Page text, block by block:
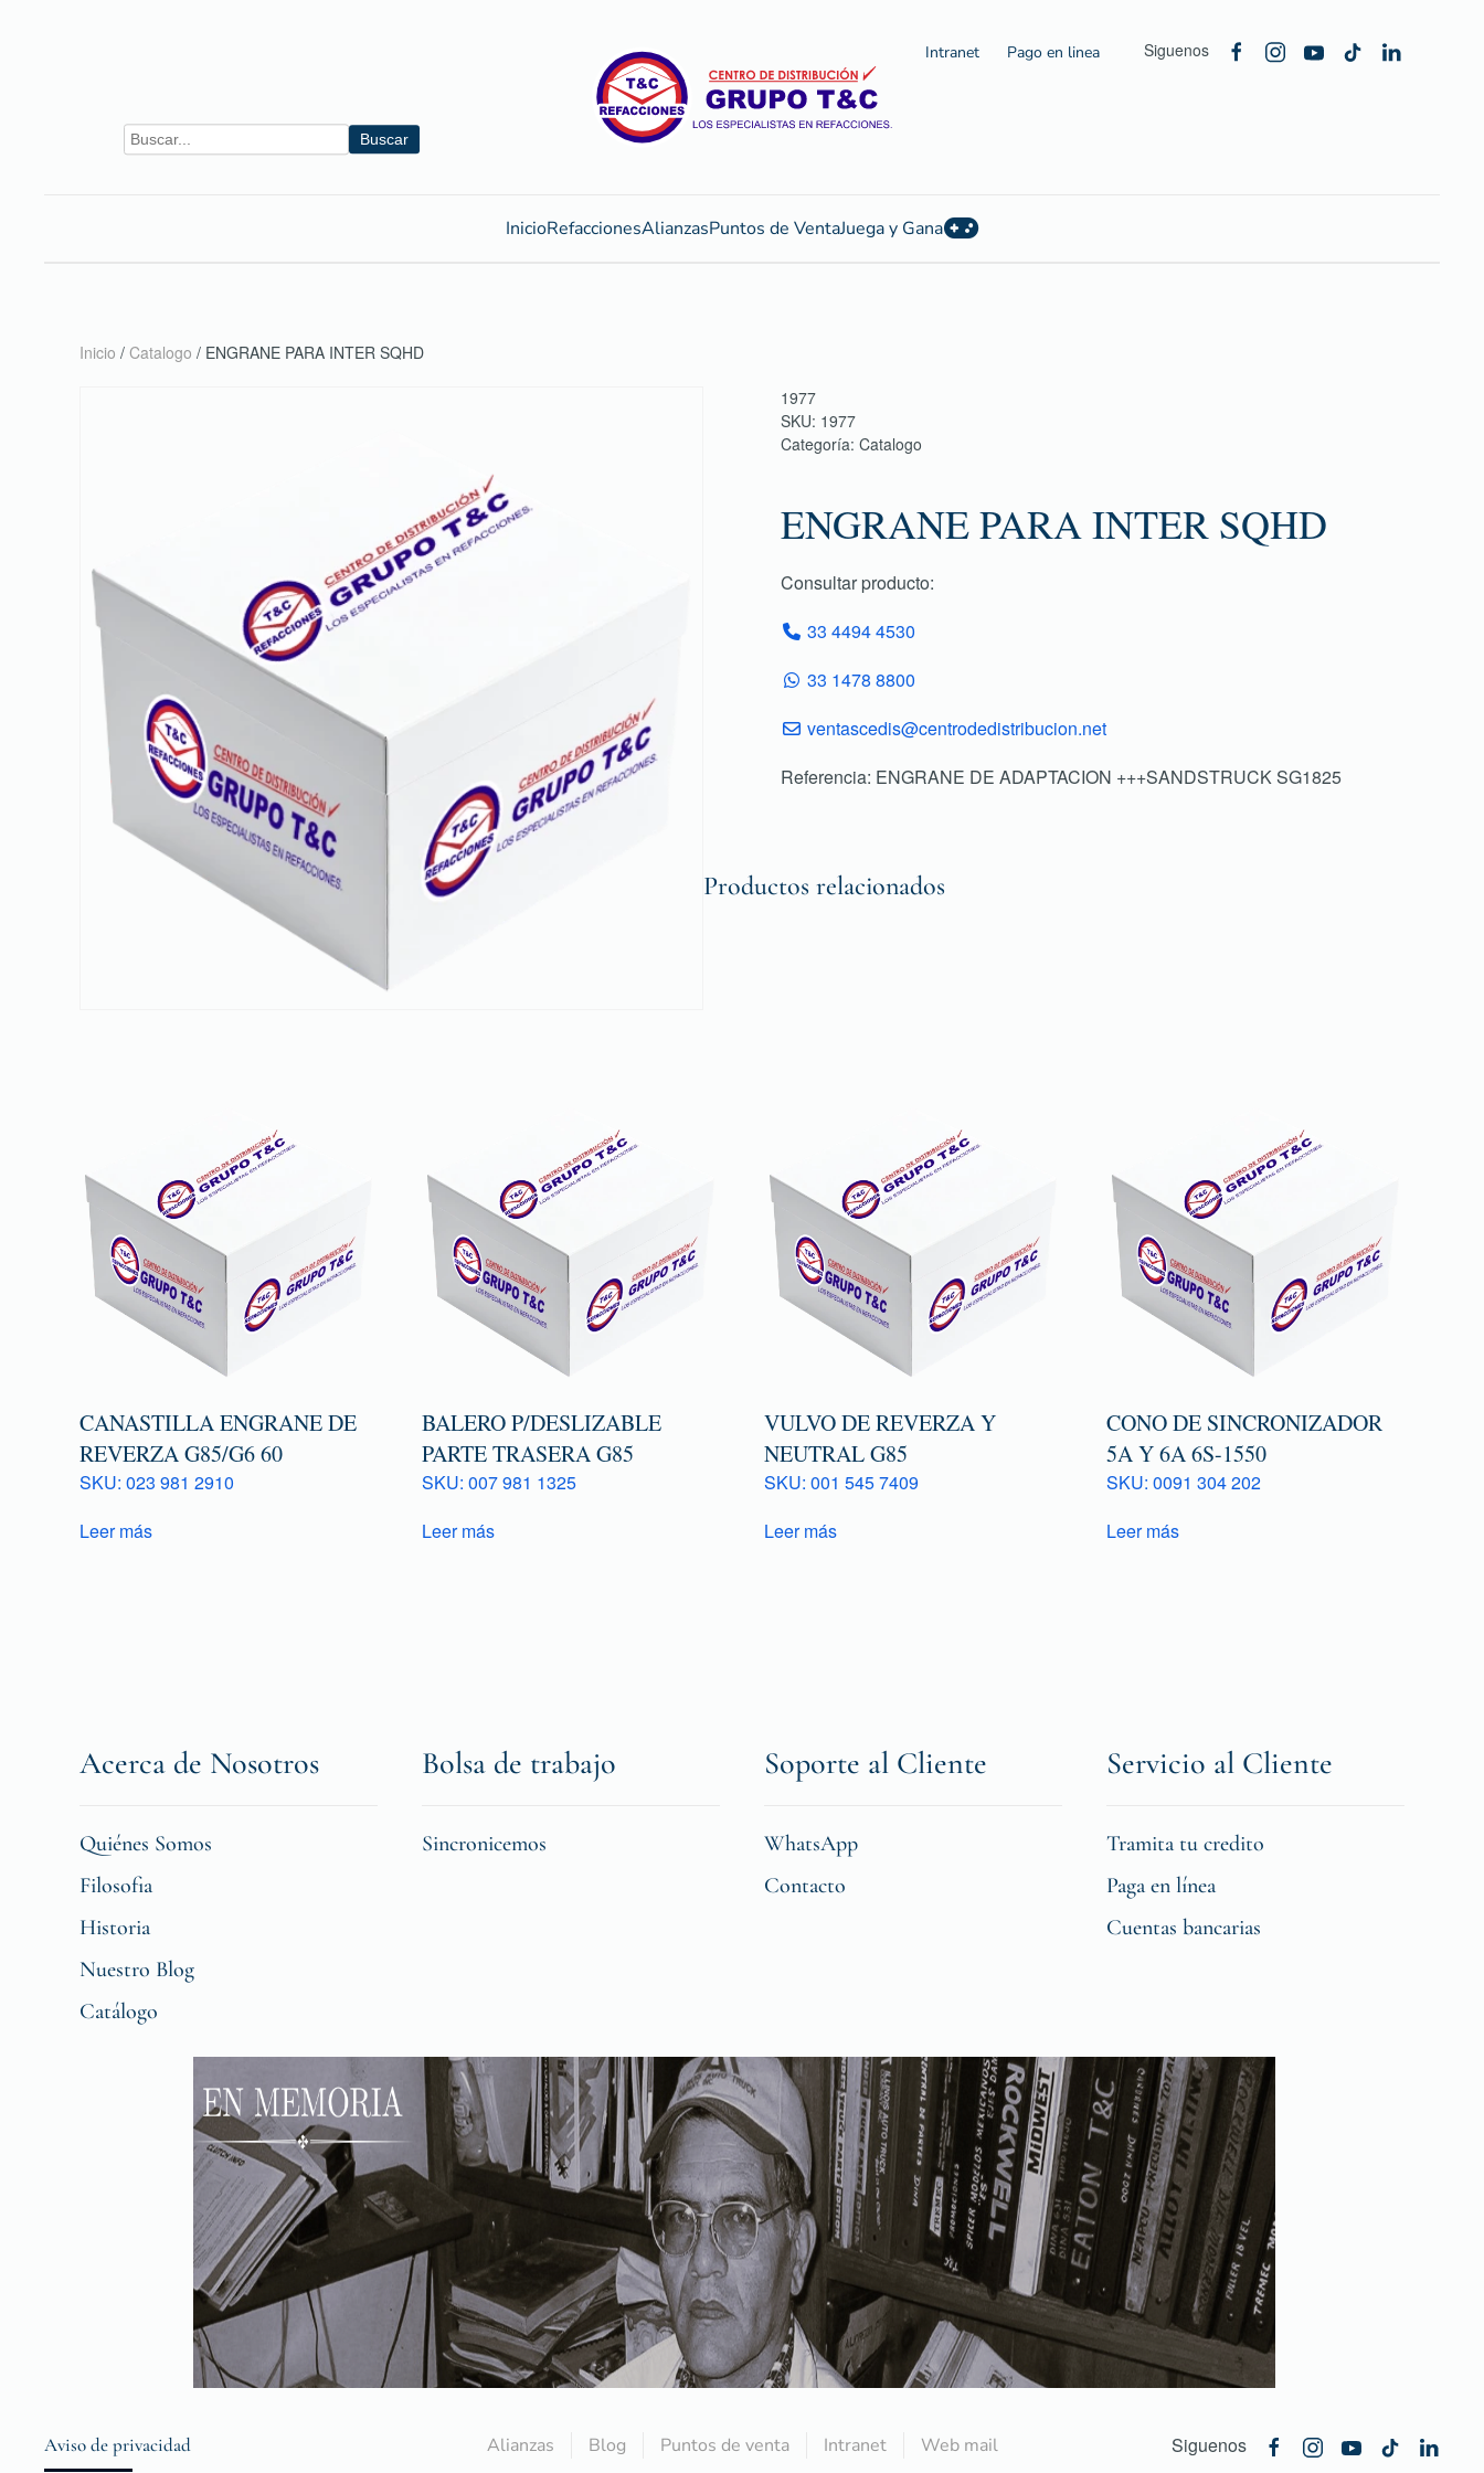
Buscar
Intranet Pago en linea Siguenos
InicioRefaccionesAlianzasPuntos de VentaJuega y Gana
Inicio / Catalogo / ENGRANE PARA INTER SQHD
1977
SKU: 1977
Categoría: Catalogo
ENGRANE PARA INTER SQHD
Consultar producto:
33 4494 4530
33 1478 8800
ventascedis@centrodedistribucion.net
Referencia: ENGRANE DE ADAPTACION +++SANDSTRUCK SG1825
Productos relacionados
CANASTILLA ENGRANE DE
REVERZA G85/G6 60
SKU: 023 981 2910
Leer más
BALERO P/DESLIZABLE
PARTE TRASERA G85
SKU: 007 981 1325
Leer más
VULVO DE REVERZA Y
NEUTRAL G85
SKU: 001 545 7409
Leer más
CONO DE SINCRONIZADOR
5A Y 6A 6S-1550
SKU: 0091 304 202
Leer más
Acerca de Nosotros
Quiénes Somos
Filosofia
Historia
Nuestro Blog
Catálogo
Bolsa de trabajo
Sincronicemos
Soporte al Cliente
WhatsApp
Contacto
Servicio al Cliente
Tramita tu credito
Paga en línea
Cuentas bancarias
Aviso de privacidad Alianzas Blog Puntos de venta Intranet Web mail Siguenos